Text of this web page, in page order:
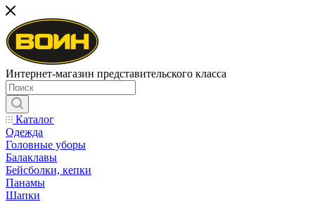
Интернет-магазин представительского класса
Каталог
Одежда
Головные уборы
Балаклавы
Бейсболки, кепки
Панамы
Шапки